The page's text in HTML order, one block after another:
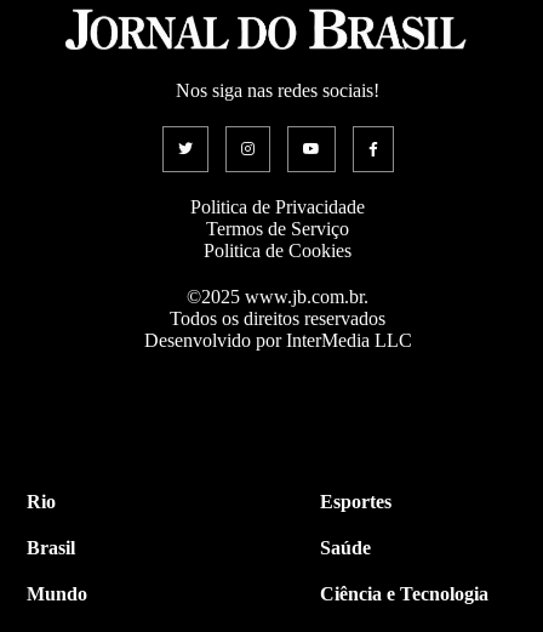
Nos siga nas redes sociais!
Politica de Privacidade
Termos de Serviço
Politica de Cookies
©2025 www.jb.com.br.
Todos os direitos reservados
Desenvolvido por InterMedia LLC
Rio
Brasil
Mundo
Esportes
Saúde
Ciência e Tecnologia